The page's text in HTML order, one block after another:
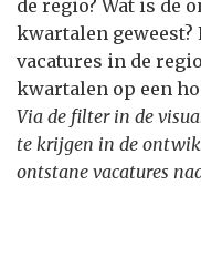
de regio? Wat is de
kwartalen
vacatures in de
kwartalen op een
Via de filter in de
te krijgen in de
ontstane vacatures